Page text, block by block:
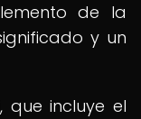
de la
y un
que incluye el